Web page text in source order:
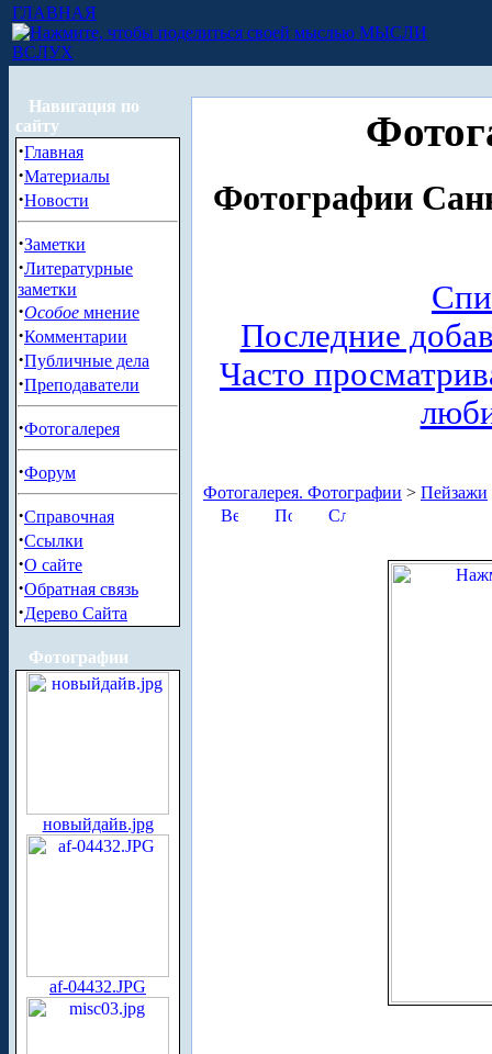
ГЛАВНАЯ
МЫСЛИ
ВСЛУХ
Навигация по
сайту
·Главная
·Материалы
·Новости
·Заметки
·Литературные
заметки
·Особое мнение
·Комментарии
·Публичные дела
·Преподаватели
·Фотогалерея
·Форум
·Справочная
·Ссылки
·О сайте
·Обратная связь
·Дерево Сайта
Фотографии
новыйдайв.jpg
af-04432.JPG
Фотографии
Последние
Часто
Фотогалерея. Фотографии > Пейзажи